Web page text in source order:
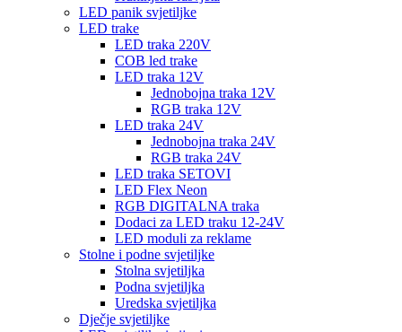
LED panik svjetiljke
LED trake
LED traka 220V
COB led trake
LED traka 12V
Jednobojna traka 12V
RGB traka 12V
LED traka 24V
Jednobojna traka 24V
RGB traka 24V
LED traka SETOVI
LED Flex Neon
RGB DIGITALNA traka
Dodaci za LED traku 12-24V
LED moduli za reklame
Stolne i podne svjetiljke
Stolna svjetiljka
Podna svjetiljka
Uredska svjetiljka
Dječje svjetiljke